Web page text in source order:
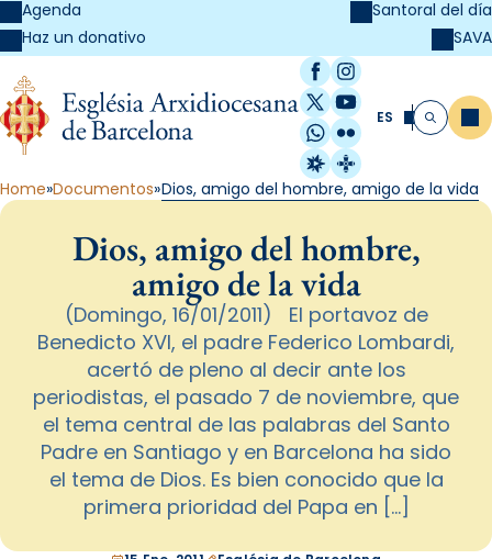
Agenda
Haz un donativo
Santoral del día
SAVA
Facebook
Instagram
X / Twitter
YouTube
WhatsApp
Flickr
Radio Estel
Catalunya
ES Buscar
Home Documentos Dios, amigo del hombre, amigo de la vida
Dios, amigo del hombre,
amigo de la vida
(Domingo, 16/01/2011) El portavoz de
Benedicto XVI, el padre Federico Lombardi,
acertó de pleno al decir ante los
periodistas, el pasado 7 de noviembre, que
el tema central de las palabras del Santo
Padre en Santiago y en Barcelona ha sido
el tema de Dios. Es bien conocido que la
primera prioridad del Papa en […]